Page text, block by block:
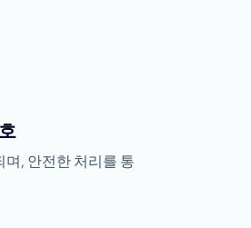
, 안전한 처리를 통